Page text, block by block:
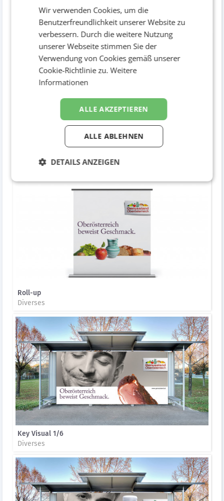
Key Visual 5/6
Diverses
Diverses
Roll-up
Diverses
Key Visual 1/6
Diverses
Wir verwenden Cookies, um die
Benutzerfreundlichkeit unserer Website zu
verbessern. Durch die weitere Nutzung
unserer Webseite stimmen Sie der
Verwendung von Cookies gemäß unserer
Cookie-Richtlinie zu.Weitere
Informationen
ALLE AKZEPTIEREN
ALLE ABLEHNEN
DETAILS ANZEIGEN